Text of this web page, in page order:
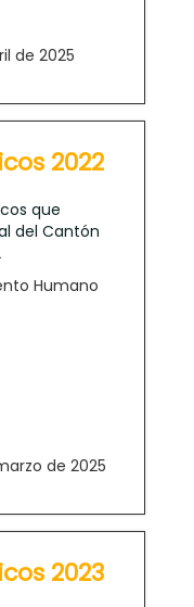
de 2025
2022
que
del Cantón
Humano
de 2025
2023